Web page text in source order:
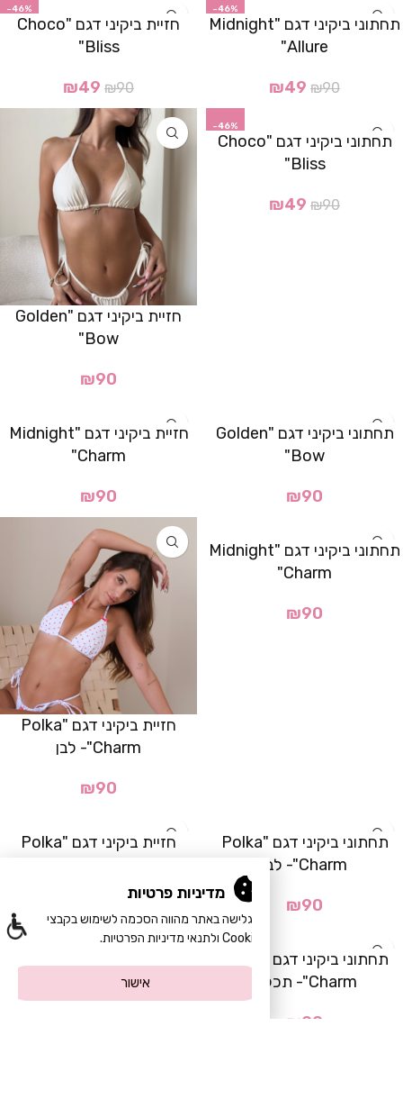
-46%
תחתוני ביקיני דגם "Midnight
Allure"
₪90
₪49
-46%
חזיית ביקיני דגם "Choco
Bliss"
₪90
₪49
-46%
תחתוני ביקיני דגם "Choco
Bliss"
₪90
₪49
חזיית ביקיני דגם "Golden
Bow"
₪90
תחתוני ביקיני דגם "Golden
Bow"
₪90
חזיית ביקיני דגם "Midnight
Charm"
₪90
תחתוני ביקיני דגם "Midnight
Charm"
₪90
חזיית ביקיני דגם "Polka
Charm"- לבן
₪90
תחתוני ביקיני דגם "Polka
Charm"- לבן
₪90
חזיית ביקיני דגם "Polka
Charm"- תכלת
₪90
₪289
₪149
מדיניות פרטיות
הגלישה באתר מהווה הסכמה לשימוש בקבצי
Cookie ולתנאי מדיניות הפרטיות.
אישור